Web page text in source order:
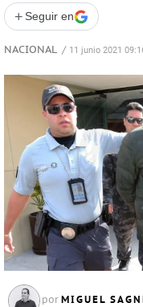
+ Seguir en
NACIONAL / 11 junio 2021
por MIGUEL